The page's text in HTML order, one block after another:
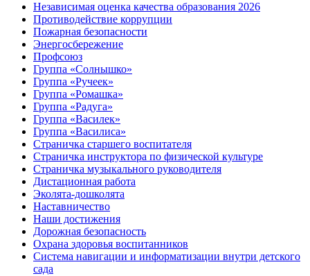
Независимая оценка качества образования 2026
Противодействие коррупции
Пожарная безопасности
Энергосбережение
Профсоюз
Группа «Солнышко»
Группа «Ручеек»
Группа «Ромашка»
Группа «Радуга»
Группа «Василек»
Группа «Василиса»
Страничка старшего воспитателя
Страничка инструктора по физической культуре
Страничка музыкального руководителя
Дистационная работа
Эколята-дошколята
Наставничество
Наши достижения
Дорожная безопасность
Охрана здоровья воспитанников
Система навигации и информатизации внутри детского
сада